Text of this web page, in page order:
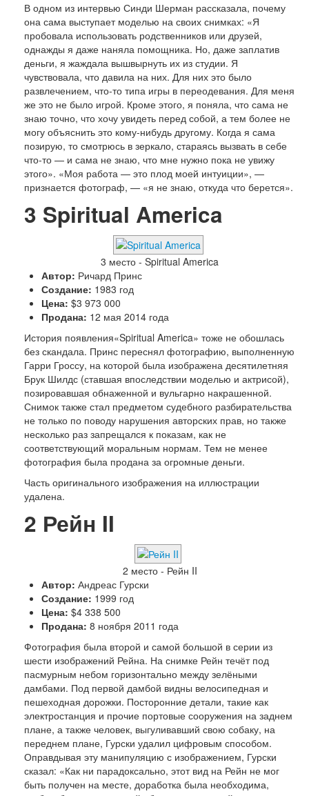
В одном из интервью Синди Шерман рассказала, почему
она сама выступает моделью на своих снимках: «Я
пробовала использовать родственников или друзей,
однажды я даже наняла помощника. Но, даже заплатив
деньги, я жаждала вышвырнуть их из студии. Я
чувствовала, что давила на них. Для них это было
развлечением, что-то типа игры в переодевания. Для меня
же это не было игрой. Кроме этого, я поняла, что сама не
знаю точно, что хочу увидеть перед собой, а тем более не
могу объяснить это кому-нибудь другому. Когда я сама
позирую, то смотрюсь в зеркало, стараясь вызвать в себе
что-то — и сама не знаю, что мне нужно пока не увижу
этого». «Моя работа — это плод моей интуиции», —
признается фотограф, — «я не знаю, откуда что берется».
3 Spiritual America
3 место - Spiritual America
Автор: Ричард Принс
Создание: 1983 год
Цена: $3 973 000
Продана: 12 мая 2014 года
История появления«Spiritual America» тоже не обошлась
без скандала. Принс переснял фотографию, выполненную
Гарри Гроссу, на которой была изображена десятилетняя
Брук Шилдс (ставшая впоследствии моделью и актрисой),
позировавшая обнаженной и вульгарно накрашенной.
Снимок также стал предметом судебного разбирательства
не только по поводу нарушения авторских прав, но также
несколько раз запрещался к показам, как не
соответствующий моральным нормам. Тем не менее
фотография была продана за огромные деньги.
Часть оригинального изображения на иллюстрации
удалена.
2 Рейн II
2 место - Рейн II
Автор: Андреас Гурски
Создание: 1999 год
Цена: $4 338 500
Продана: 8 ноября 2011 года
Фотография была второй и самой большой в серии из
шести изображений Рейна. На снимке Рейн течёт под
пасмурным небом горизонтально между зелёными
дамбами. Под первой дамбой видны велосипедная и
пешеходная дорожки. Посторонние детали, такие как
электростанция и прочие портовые сооружения на заднем
плане, а также человек, выгуливавший свою собаку, на
переднем плане, Гурски удалил цифровым способом.
Оправдывая эту манипуляцию с изображением, Гурски
сказал: «Как ни парадоксально, этот вид на Рейн не мог
быть получен на месте, доработка была необходима,